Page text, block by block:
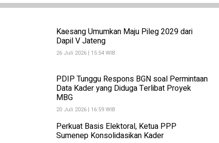
Kaesang Umumkan Maju Pileg 2029 dari
Dapil V Jateng
26 Juli 2026 | 15:54 WIB
PDIP Tunggu Respons BGN soal Permintaan
Data Kader yang Diduga Terlibat Proyek
MBG
20 Juli 2026 | 16:59 WIB
Perkuat Basis Elektoral, Ketua PPP
Sumenep Konsolidasikan Kader